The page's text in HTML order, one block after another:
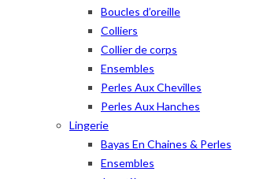
Boucles d’oreille
Colliers
Collier de corps
Ensembles
Perles Aux Chevilles
Perles Aux Hanches
Lingerie
Bayas En Chaines & Perles
Ensembles